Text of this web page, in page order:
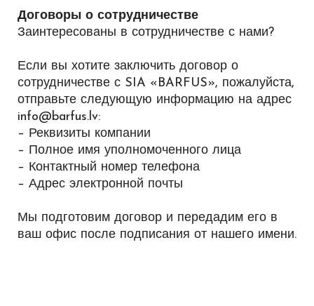
Договоры о сотрудничестве
Заинтересованы в сотрудничестве с нами?
Если вы хотите заключить договор о
сотрудничестве с SIA «BARFUS», пожалуйста,
отправьте следующую информацию на адрес
info@barfus.lv:
– Реквизиты компании
– Полное имя уполномоченного лица
– Контактный номер телефона
– Адрес электронной почты
Мы подготовим договор и передадим его в
ваш офис после подписания от нашего имени.